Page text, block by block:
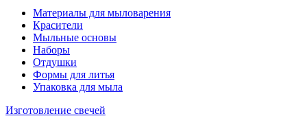
Материалы для мыловарения
Красители
Мыльные основы
Наборы
Отдушки
Формы для литья
Упаковка для мыла
Изготовление свечей